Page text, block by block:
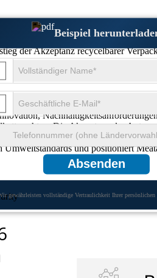
Beispiel
Absenden
gewährleisten vollständige Vertraulichkeit Ihrer persönlichen
im Jahr 2025 auf 185,1 Millionen
entspricht.
der Akzeptanz recycelbarer
32 % Nachfrage nach
achten. Die Akzeptanz der
in intelligente Logistik,
und positioniert